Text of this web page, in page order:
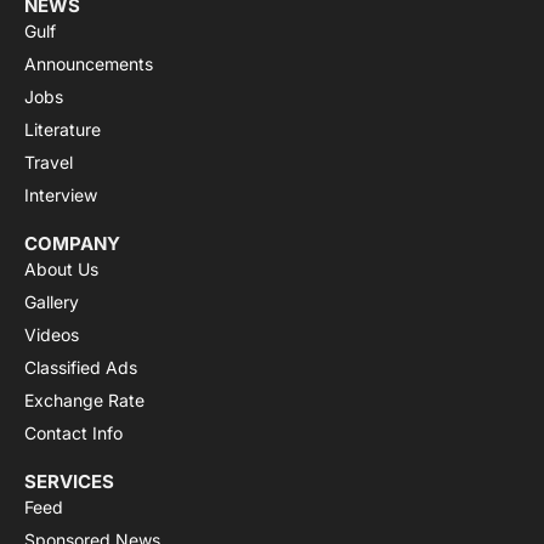
NEWS
Gulf
Announcements
Jobs
Literature
Travel
Interview
COMPANY
About Us
Gallery
Videos
Classified Ads
Exchange Rate
Contact Info
SERVICES
Feed
Sponsored News